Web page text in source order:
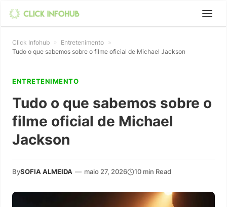
Click Infohub » Entretenimento »
Tudo o que sabemos sobre o filme oficial de Michael Jackson
ENTRETENIMENTO
Tudo o que sabemos sobre o
filme oficial de Michael
Jackson
BySOFIA ALMEIDA — maio 27, 2026 10 min Read